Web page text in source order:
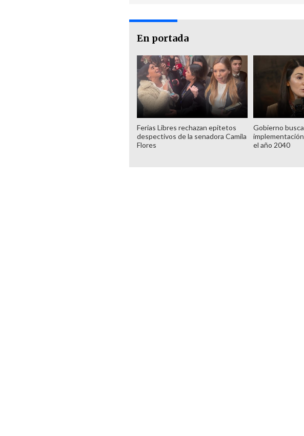
En portada
Ferias Libres rechazan epítetos
despectivos de la senadora Camila
Flores
Gobierno
el año 2040